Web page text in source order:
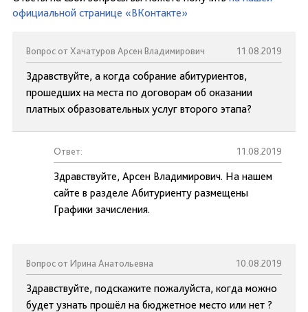
официальной странице «ВКонтакте»
Вопрос от Хачатуров Арсен Владимирович 11.08.2019
Здравствуйте, а когда собрание абитуриентов,
прошедших на места по договорам об оказании
платных образовательных услуг второго этапа?
Ответ: 11.08.2019
Здравствуйте, Арсен Владимирович. На нашем
сайте в разделе Абитуриенту размещены
Графики зачисления.
Вопрос от Ирина Анатольевна 10.08.2019
Здравствуйте, подскажите пожалуйста, когда можно
будет узнать прошёл на бюджетное место или нет ?